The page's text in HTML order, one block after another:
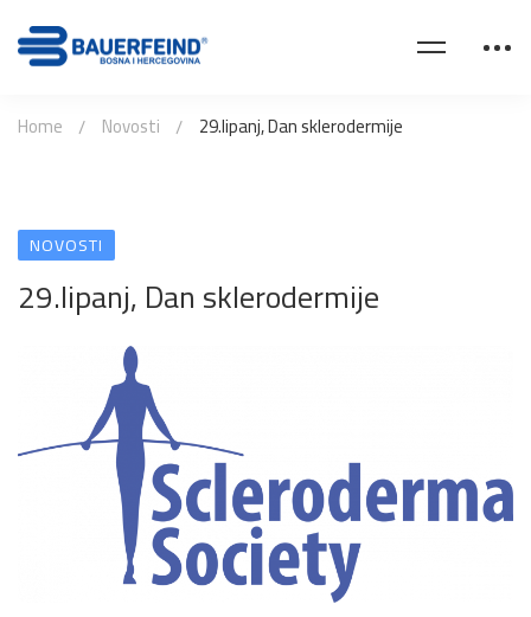
Home Novosti 29.lipanj, Dan sklerodermije
NOVOSTI
29.lipanj, Dan sklerodermije